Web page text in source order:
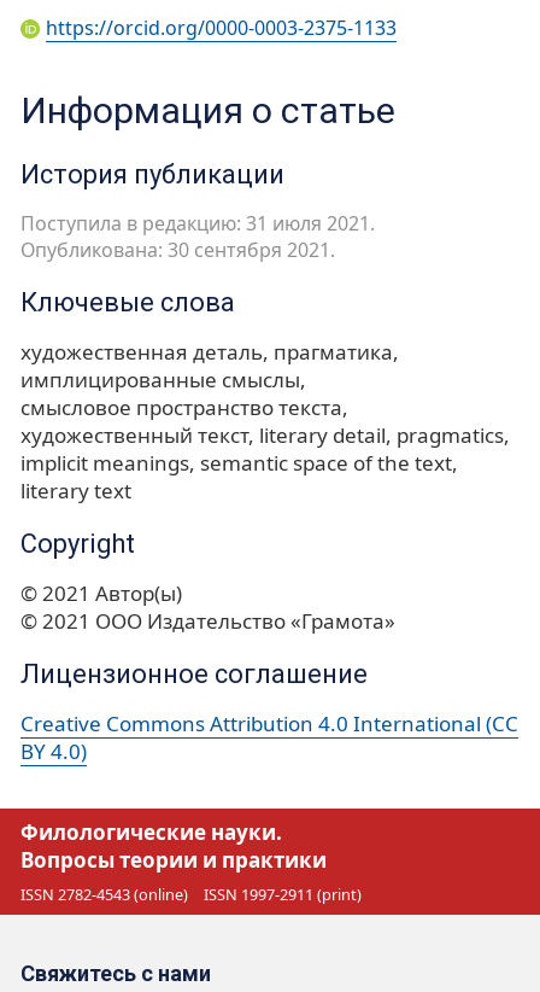
https://orcid.org/0000-0003-2375-1133
Информация о статье
История публикации
Поступила в редакцию: 31 июля 2021.
Опубликована: 30 сентября 2021.
Ключевые слова
художественная деталь прагматика
имплицированные смыслы
смысловое пространство текста
художественный текст literary detail pragmatics
implicit meanings semantic space of the text
literary text
Copyright
© 2021 Автор(ы)
© 2021 ООО Издательство «Грамота»
Лицензионное соглашение
Creative Commons Attribution 4.0 International (CC
BY 4.0)
Филологические науки.
Вопросы теории и практики
ISSN 2782-4543 (online) ISSN 1997-2911 (print)
Свяжитесь с нами